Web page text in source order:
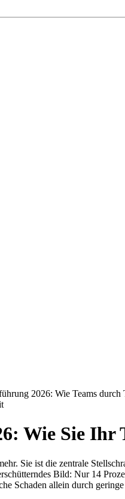
2026: Wie Teams durch
Wie Sie Ihr
Sie ist die zentrale
Bild: Nur 14
Schaden allein durch